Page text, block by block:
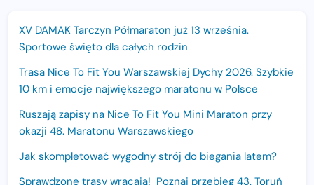
XV DAMAK Tarczyn Półmaraton już 13 września.
Sportowe święto dla całych rodzin
Trasa Nice To Fit You Warszawskiej Dychy 2026. Szybkie
10 km i emocje największego maratonu w Polsce
Ruszają zapisy na Nice To Fit You Mini Maraton przy
okazji 48. Maratonu Warszawskiego
Jak skompletować wygodny strój do biegania latem?
Sprawdzone trasy wracają! Poznaj przebieg 43. Toruń